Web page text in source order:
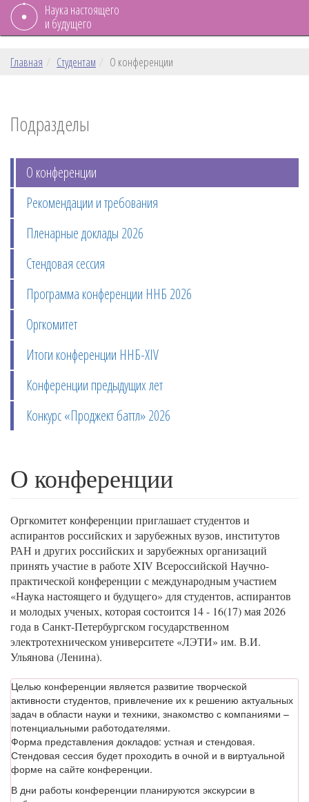
Наука настоящего
и будущего
Главная Студентам О конференции
Подразделы
О конференции
Рекомендации и требования
Пленарные доклады 2026
Стендовая сессия
Программа конференции ННБ 2026
Оргкомитет
Итоги конференции ННБ-XIV
Конференции предыдущих лет
Конкурс «Проджект баттл» 2026
О конференции
Оргкомитет конференции приглашает студентов и
аспирантов российских и зарубежных вузов, институтов
РАН и других российских и зарубежных организаций
принять участие в работе XIV Всероссийской Научно-
практической конференции с международным участием
«Наука настоящего и будущего» для студентов, аспирантов
и молодых ученых, которая состоится 14 - 16(17) мая 2026
года в Санкт-Петербургском государственном
электротехническом университете «ЛЭТИ» им. В.И.
Ульянова (Ленина).
Целью конференции является развитие творческой
активности студентов, привлечение их к решению актуальных
задач в области науки и техники, знакомство с компаниями –
потенциальными работодателями.
Форма представления докладов: устная и стендовая.
Стендовая сессия будет проходить в очной и в виртуальной
форме на сайте конференции.
В дни работы конференции планируются экскурсии в